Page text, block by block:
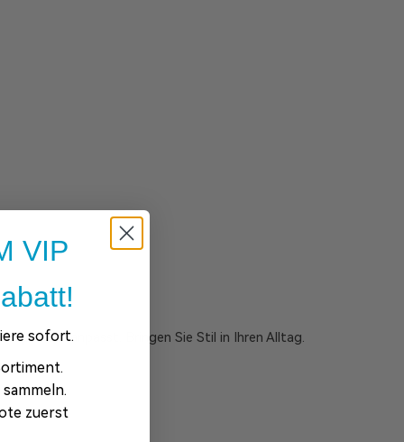
perfekt anpasst. Bringen Sie Stil in Ihren Alltag.
VIP
sofort.
zuerst